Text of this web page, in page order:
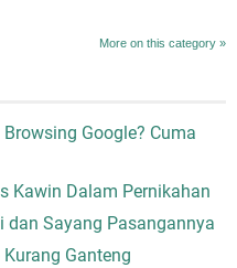
More on this category »
Google? Cuma
Kawin Dalam Pernikahan
dan Sayang Pasangannya
Ganteng